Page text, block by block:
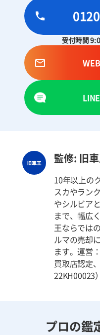
受付時間
監修: 旧
10年以上の
スカやラン
やシルビア
まで、幅広
王ならでは
ルマの売却
ます。運営
買取店認定
22KH00023）
プロの鑑